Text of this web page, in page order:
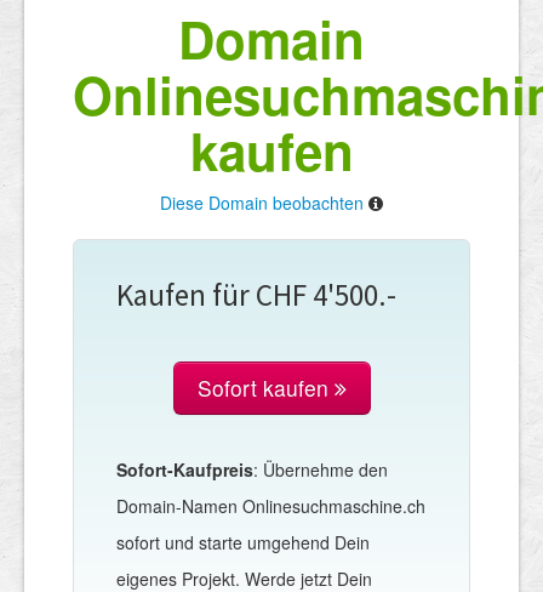
Domain
kaufen
Diese Domain beobachten
Kaufen für CHF 4'500.-
Sofort kaufen
Sofort-Kaufpreis: Übernehme den
Domain-Namen Onlinesuchmaschine.ch
sofort und starte umgehend Dein
eigenes Projekt. Werde jetzt Dein